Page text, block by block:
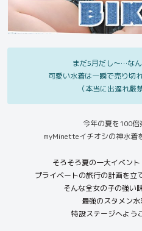
まだ5月だし〜…なん
可愛い水着は一瞬で売り切
（本当に出遅れ厳
今年の夏を100倍
myMinetteイチオシの神水着
そろそろ夏の一大イベント
プライベートの旅行の計画を
そんな全女の子の強い
最強のスタメン
特設ステージへよう